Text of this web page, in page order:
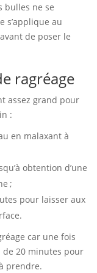
bulles ne se
s’applique au
de poser le
ragréage
assez grand pour
:
en malaxant à
obtention d’une
;
pour laisser aux
car une fois
de 20 minutes pour
prendre.